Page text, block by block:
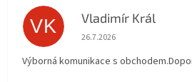
VK Vladimír Král
Hodnocení obchodu je 5 z
26.7.2026
Výborná komunikace s